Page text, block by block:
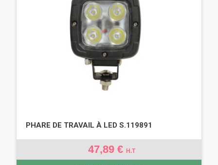
PHARE DE TRAVAIL À LED S.119891
47,89 € H.T